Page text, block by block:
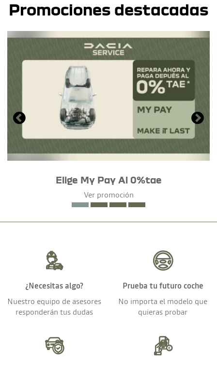
Promociones destacadas
Elige My Pay Al 0%tae
Ver promoción
¿Necesitas algo?
Nuestro equipo de asesores
responderán tus dudas
Prueba tu futuro coche
No importa el modelo que
quieras probar